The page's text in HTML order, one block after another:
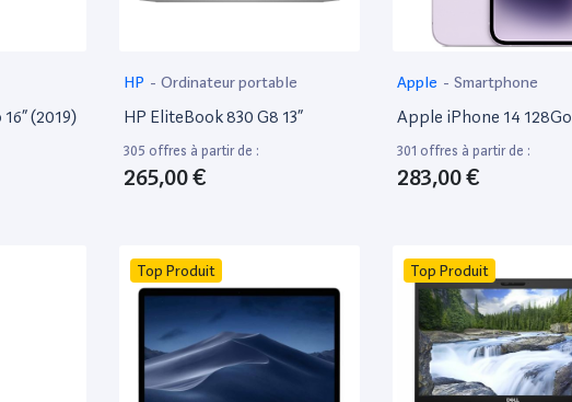
(2019)
HP - Ordinateur portable
HP EliteBook 830 G8 13”
305 offres à partir de :
265,00 €
Apple - Smartphone
Apple iPhone 14 128Go
301 offres à partir de :
283,00 €
Top Produit Top Produit